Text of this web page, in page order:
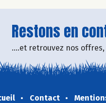
Restons en
....et retrouvez nos
Contact